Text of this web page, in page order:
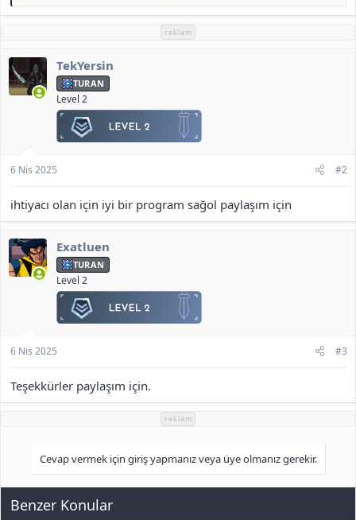
p
l
e
r
:
reklam
TekYersin
TURAN
Level 2
6 Nis 2025 #2
ihtiyacı olan için iyi bir program sağol paylaşım için
Exatluen
TURAN
Level 2
6 Nis 2025 #3
Teşekkürler paylaşım için.
reklam
Cevap vermek için giriş yapmanız veya üye olmanız gerekir.
Benzer Konular